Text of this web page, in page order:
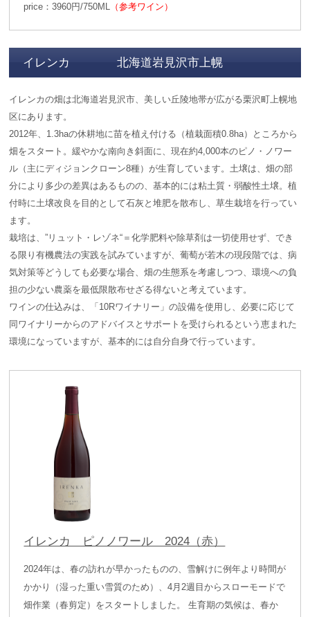
price：3960円/750ML （参考ワイン）
イレンカ 北海道岩見沢市上幌
イレンカの畑は北海道岩見沢市、美しい丘陵地帯が広がる栗沢町上幌地
区にあります。
2012年、1.3haの休耕地に苗を植え付ける（植栽面積0.8ha）ところから
畑をスタート。緩やかな南向き斜面に、現在約4,000本のピノ・ノワー
ル（主にディジョンクローン8種）が生育しています。土壌は、畑の部
分により多少の差異はあるものの、基本的には粘土質・弱酸性土壌。植
付時に土壌改良を目的として石灰と堆肥を散布し、草生栽培を行ってい
ます。
栽培は、”リュット・レゾネ“＝化学肥料や除草剤は一切使用せず、でき
る限り有機農法の実践を試みていますが、葡萄が若木の現段階では、病
気対策等どうしても必要な場合、畑の生態系を考慮しつつ、環境への負
担の少ない農薬を最低限散布せざる得ないと考えています。
ワインの仕込みは、「10Rワイナリー」の設備を使用し、必要に応じて
同ワイナリーからのアドバイスとサポートを受けられるという恵まれた
環境になっていますが、基本的には自分自身で行っています。
イレンカ ピノノワール 2024（赤）
2024年は、春の訪れが早かったものの、雪解けに例年より時間が
かかり（湿った重い雪質のため）、4月2週目からスローモードで
畑作業（春剪定）をスタートしました。 生育期の気候は、春か